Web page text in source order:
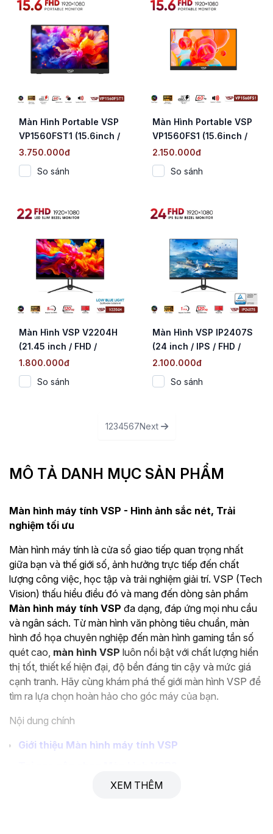
Màn Hình Portable VSP
VP1560FST1 (15.6inch /
IPS / ELED / FHD / 60Hz
/ Cảm Ứng)
3.750.000đ
So sánh
Màn Hình Portable VSP
VP1560FS1 (15.6inch /
IPS / ELED / FHD / 60Hz
/ non-Touch)
2.150.000đ
So sánh
Màn Hình VSP V2204H
(21.45 inch / FHD /
120Hz / 5ms)
1.800.000đ
So sánh
Màn Hình VSP IP2407S
(24 inch / IPS / FHD /
120Hz / 1ms)
2.100.000đ
So sánh
1234567Next
MÔ TẢ DANH MỤC SẢN PHẨM
Màn hình máy tính VSP - Hình ảnh sắc nét, Trải
nghiệm tối ưu
Màn hình máy tính là cửa sổ giao tiếp quan trọng nhất
giữa bạn và thế giới số, ảnh hưởng trực tiếp đến chất
lượng công việc, học tập và trải nghiệm giải trí. VSP (Tech
Vision) thấu hiểu điều đó và mang đến dòng sản phẩm
Màn hình máy tính VSP đa dạng, đáp ứng mọi nhu cầu
và ngân sách. Từ màn hình văn phòng tiêu chuẩn, màn
hình đồ họa chuyên nghiệp đến màn hình gaming tần số
quét cao, màn hình VSP luôn nổi bật với chất lượng hiển
thị tốt, thiết kế hiện đại, độ bền đáng tin cậy và mức giá
cạnh tranh. Hãy cùng khám phá thế giới màn hình VSP để
tìm ra lựa chọn hoàn hảo cho góc máy của bạn.
Nội dung chính
Giới thiệu Màn hình máy tính VSP
Các dòng Màn hình VSP phổ biến
XEM THÊM